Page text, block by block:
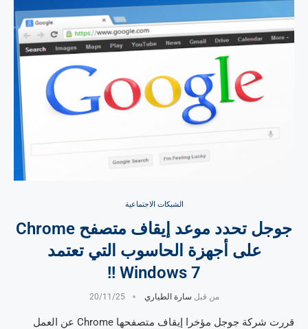
الشبكات الاجتماعية
جوجل تحدد موعد إيقاف متصفح Chrome
على أجهزة الحاسوب التي تعتمد
Windows 7 !!
من قبل سارة الطياري 20/11/25
قررت شركة جوجل مؤخرا إيقاف متصفحها Chrome عن العمل